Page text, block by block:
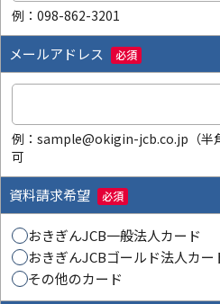
例：098-862-3201
メールアドレス 必須
例：sample@okigin-jcb.co.jp（半
可
資料請求希望 必須
おきぎんJCB一般法人カード
おきぎんJCBゴールド法人カー
その他のカード